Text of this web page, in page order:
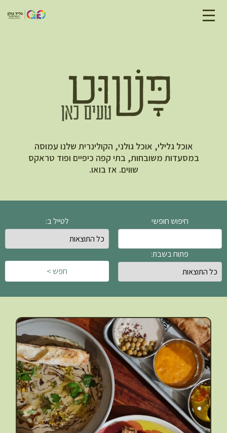
אוכל גלילי, אוכל גולני, הקולינרית שלנו עמוסה
במסעדות משובחות, בתי קפה כיפיים ופוד טראקס
שווים. אז בואו.
חיפוש חופשי לטייל ב:
פתוח בשבת:
חפש >